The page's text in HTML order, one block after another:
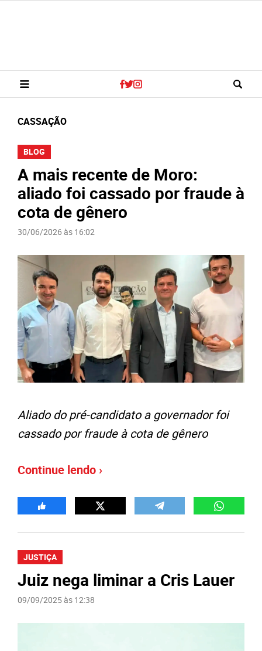
CASSAÇÃO
BLOG
A mais recente de Moro:
aliado foi cassado por fraude à
cota de gênero
30/06/2026 às 16:02
Aliado do pré-candidato a governador foi
cassado por fraude à cota de gênero
Continue lendo ›
JUSTIÇA
Juiz nega liminar a Cris Lauer
09/09/2025 às 12:38